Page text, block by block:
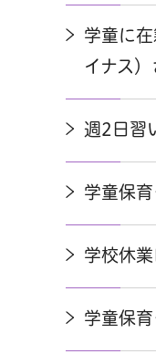
学童に
イナス）
週2日習
学童保
学校休
学童保